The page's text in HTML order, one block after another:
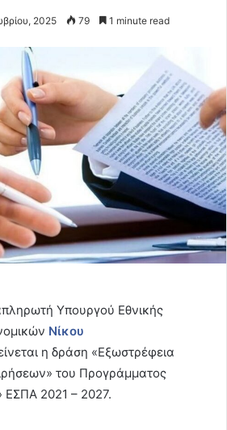
2025 79 1 minute read
Υπουργού Εθνικής
Νίκου
η δράση «Εξωστρέφεια
του Προγράμματος
ΕΣΠΑ 2021 – 2027.